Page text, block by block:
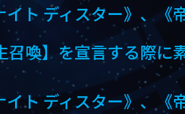
ト ディスター》、《
召喚】を宣言する際に
ト ディスター》、《